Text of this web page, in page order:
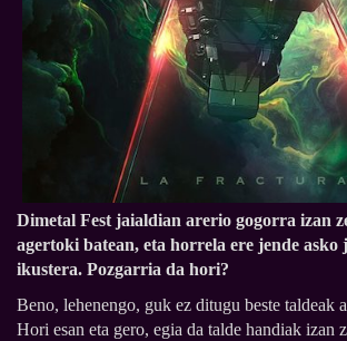
Dimetal Fest jaialdian arerio gogorra izan
agertoki batean, eta horrela ere jende asko
ikustera. Pozgarria da hori?
Beno, lehenengo, guk ez ditugu beste taldeak
Hori esan eta gero, egia da talde handiak izan